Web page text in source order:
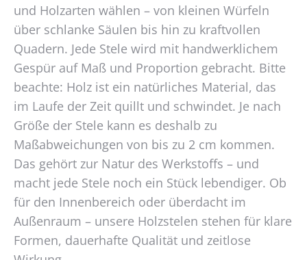
und Holzarten wählen – von kleinen Würfeln
über schlanke Säulen bis hin zu kraftvollen
Quadern. Jede Stele wird mit handwerklichem
Gespür auf Maß und Proportion gebracht. Bitte
beachte: Holz ist ein natürliches Material, das
im Laufe der Zeit quillt und schwindet. Je nach
Größe der Stele kann es deshalb zu
Maßabweichungen von bis zu 2 cm kommen.
Das gehört zur Natur des Werkstoffs – und
macht jede Stele noch ein Stück lebendiger. Ob
für den Innenbereich oder überdacht im
Außenraum – unsere Holzstelen stehen für klare
Formen, dauerhafte Qualität und zeitlose